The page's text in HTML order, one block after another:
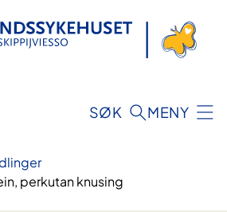
SØK MENY
perkutan knusing